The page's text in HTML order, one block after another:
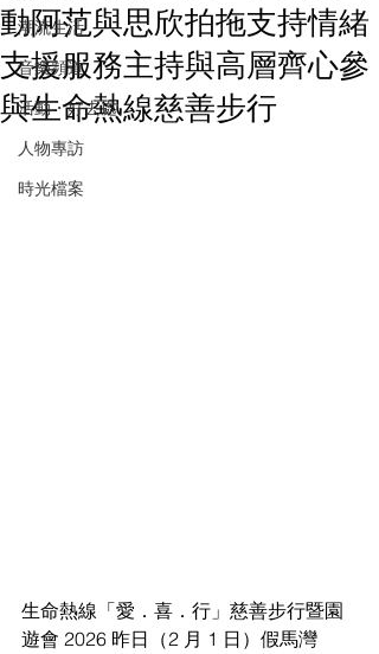
潮流生活
音樂頻道
活動・好去處
人物專訪
時光檔案
動阿范與思欣拍拖支持情緒
支援服務主持與高層齊心參
與生命熱線慈善步行
生命熱線「愛．喜．行」慈善步行暨園
遊會 2026 昨日（2 月 1 日）假馬灣